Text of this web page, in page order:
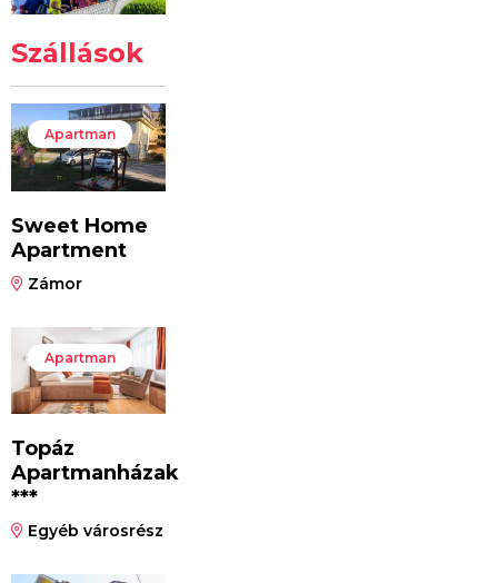
Szállások
Apartman
Sweet Home
Apartment
Zámor
Apartman
Topáz
Apartmanházak
***
Egyéb városrész